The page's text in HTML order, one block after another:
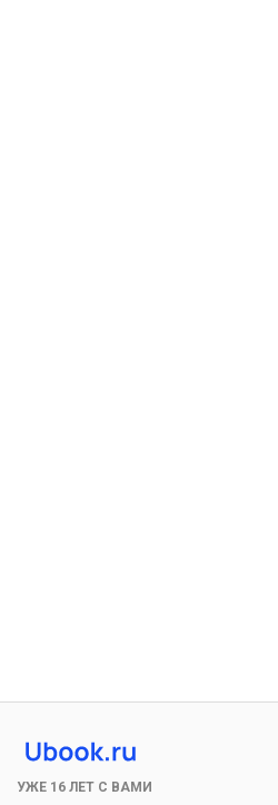
УЖЕ 16 ЛЕТ С ВАМИ